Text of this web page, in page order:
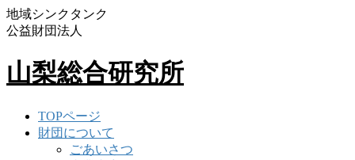
地域シンクタンク
公益財団法人
山梨総合研究所
TOPページ
財団について
ごあいさつ